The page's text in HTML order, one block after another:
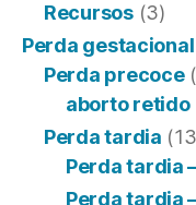
Recursos(3)
Perda gestacional
Perda precoce
aborto retido
Perda tardia
Perda tardia
Perda tardia